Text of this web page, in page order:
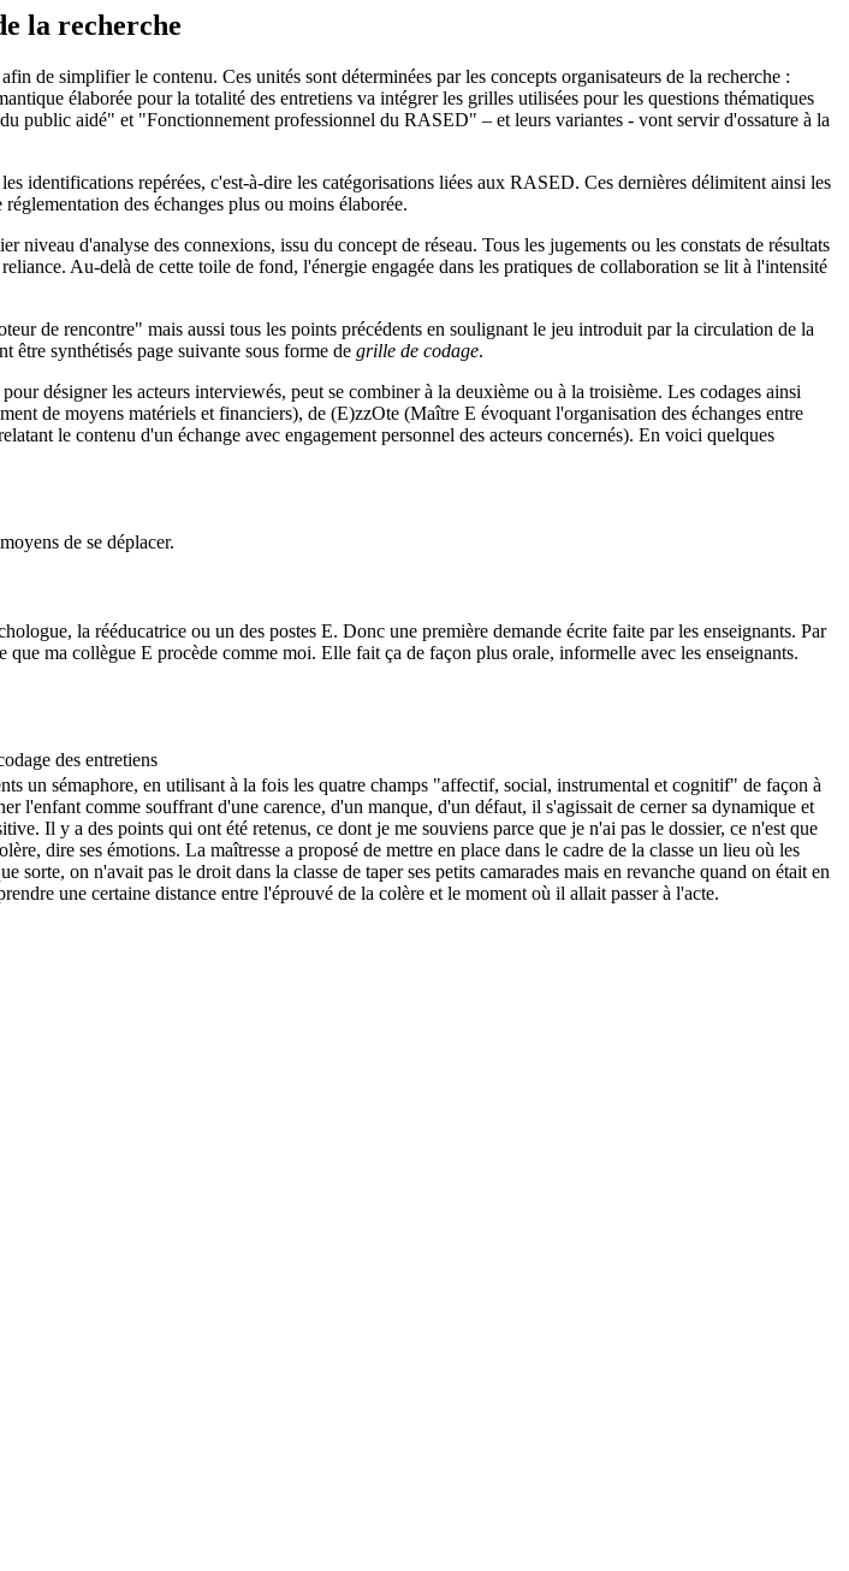
la recherche
de simplifier le contenu. Ces unités sont déterminées par les concepts organisateurs de la recherche :
élaborée pour la totalité des entretiens va intégrer les grilles utilisées pour les questions thématiques
public aidé" et "Fonctionnement professionnel du RASED" – et leurs variantes - vont servir d'ossature à la
identifications repérées, c'est-à-dire les catégorisations liées aux RASED. Ces dernières délimitent ainsi les
des échanges plus ou moins élaborée.
d'analyse des connexions, issu du concept de réseau. Tous les jugements ou les constats de résultats
Au-delà de cette toile de fond, l'énergie engagée dans les pratiques de collaboration se lit à l'intensité
de rencontre" mais aussi tous les points précédents en soulignant le jeu introduit par la circulation de la
être synthétisés page suivante sous forme de grille de codage.
désigner les acteurs interviewés, peut se combiner à la deuxième ou à la troisième. Les codages ainsi
de moyens matériels et financiers), de (E)zzOte (Maître E évoquant l'organisation des échanges entre
le contenu d'un échange avec engagement personnel des acteurs concernés). En voici quelques
de se déplacer.
la rééducatrice ou un des postes E. Donc une première demande écrite faite par les enseignants. Par
ma collègue E procède comme moi. Elle fait ça de façon plus orale, informelle avec les enseignants.
des entretiens
un sémaphore, en utilisant à la fois les quatre champs "affectif, social, instrumental et cognitif" de façon à
l'enfant comme souffrant d'une carence, d'un manque, d'un défaut, il s'agissait de cerner sa dynamique et
Il y a des points qui ont été retenus, ce dont je me souviens parce que je n'ai pas le dossier, ce n'est que
dire ses émotions. La maîtresse a proposé de mettre en place dans le cadre de la classe un lieu où les
on n'avait pas le droit dans la classe de taper ses petits camarades mais en revanche quand on était en
une certaine distance entre l'éprouvé de la colère et le moment où il allait passer à l'acte.